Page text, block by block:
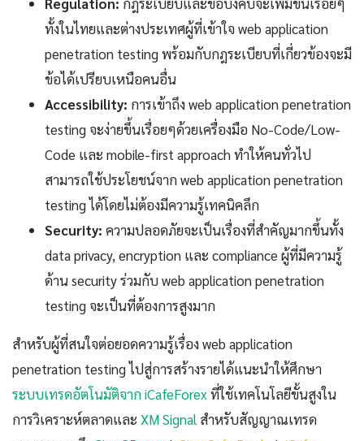
ทั้งในไทยและต่างประเทศผู้ที่เข้าใจ web application
penetration testing พร้อมกับกฎระเบียบที่เกี่ยวข้องจะมี
ข้อได้เปรียบเหนือคนอื่น
Accessibility: การเข้าถึง web application penetration
testing จะง่ายขึ้นเรื่อยๆด้วยเครื่องมือ No-Code/Low-
Code และ mobile-first approach ทำให้คนทั่วไป
สามารถใช้ประโยชน์จาก web application penetration
testing ได้โดยไม่ต้องมีความรู้เทคนิคลึก
Security: ความปลอดภัยจะเป็นเรื่องที่สำคัญมากขึ้นทั้ง
data privacy, encryption และ compliance ผู้ที่มีความรู้
ด้าน security ร่วมกับ web application penetration
testing จะเป็นที่ต้องการสูงมาก
สำหรับผู้ที่สนใจต่อยอดความรู้เรื่อง web application
penetration testing ไปสู่การสร้างรายได้แนะนำให้ศึกษา
ระบบเทรดอัตโนมัติจาก iCafeForex ที่ใช้เทคโนโลยีขั้นสูงใน
การวิเคราะห์ตลาดและ XM Signal สำหรับสัญญาณเทรด